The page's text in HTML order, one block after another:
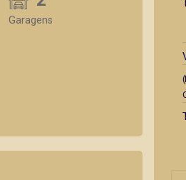
Garagens